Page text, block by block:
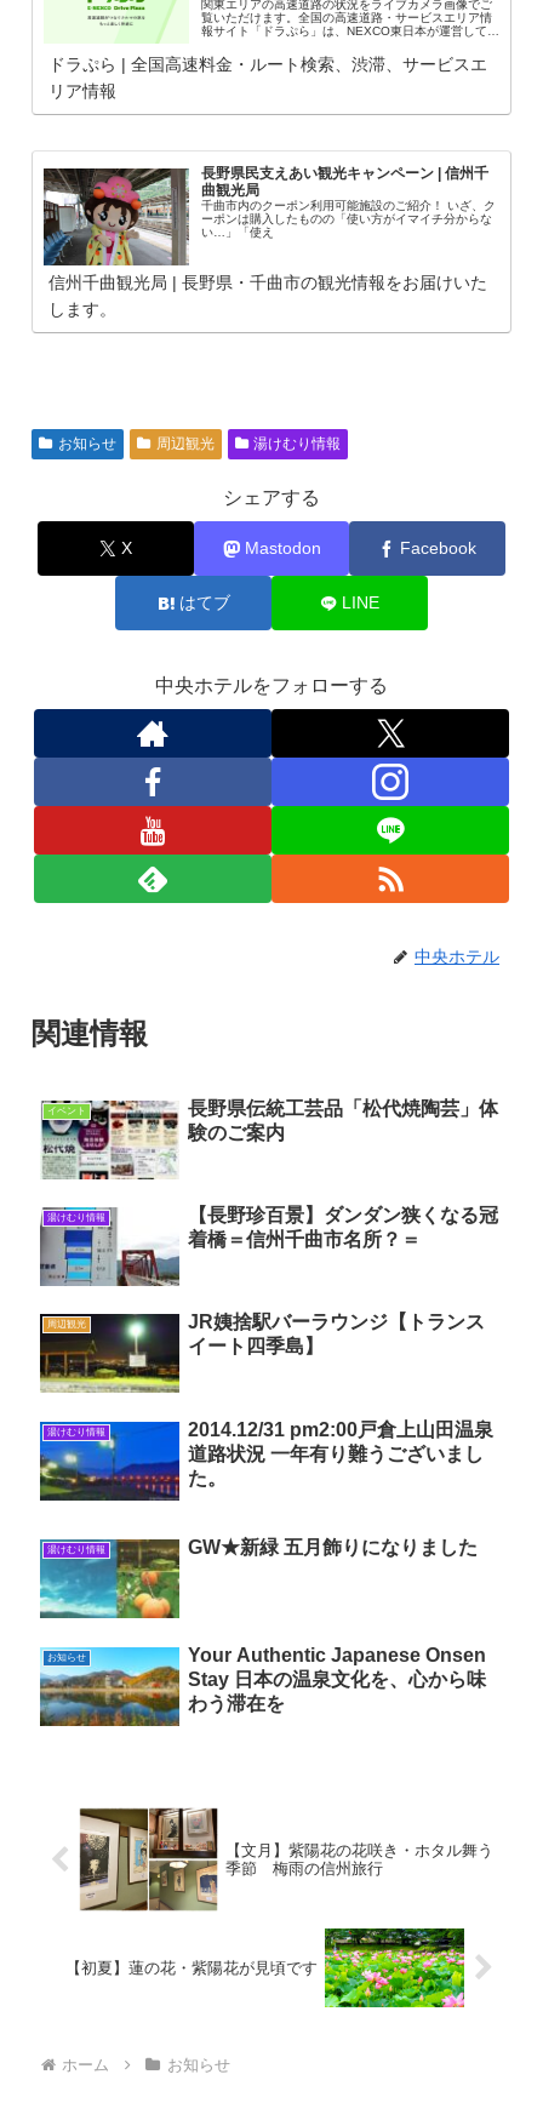
関東エリアの高速道路の状況をライブカメラ画像でご
覧いただけます。全国の高速道路・サービスエリア情
報サイト「ドラぷら」は、NEXCO東日本が運営してい
い出作りを演出します。
ドラぷら | 全国高速料金・ルート検索、渋滞、サービスエ
リア情報
長野県民支えあい観光キャンペーン | 信州千
曲観光局
千曲市内のクーポン利用可能施設のご紹介！ いざ、ク
ーポンは購入したものの「使い方がイマイチ分からな
い…」「使え
信州千曲観光局 | 長野県・千曲市の観光情報をお届けいた
します。
お知らせ 周辺観光 湯けむり情報
シェアする
X Mastodon Facebook
はてブ LINE
中央ホテルをフォローする
中央ホテル
関連情報
イベント
長野県伝統工芸品「松代焼陶芸」体
験のご案内
湯けむり情報
【長野珍百景】ダンダン狭くなる冠
着橋＝信州千曲市名所？＝
周辺観光
JR姨捨駅バーラウンジ【トランス
イート四季島】
湯けむり情報
2014.12/31 pm2:00戸倉上山田温泉
道路状況 一年有り難うございまし
た。
湯けむり情報 GW★新緑 五月飾りになりました
お知らせ
Your Authentic Japanese Onsen
Stay 日本の温泉文化を、心から味
わう滞在を
【文月】紫陽花の花咲き・ホタル舞う
季節 梅雨の信州旅行
【初夏】蓮の花・紫陽花が見頃です
ホーム お知らせ